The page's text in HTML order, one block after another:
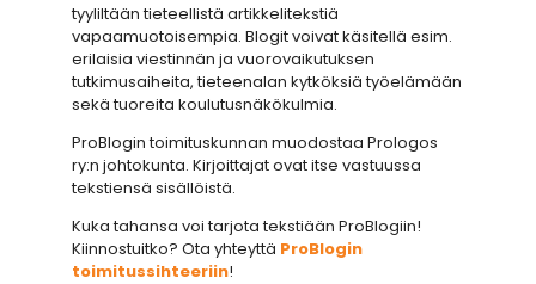
tyyliltään tieteellistä artikkelitekstiä
vapaamuotoisempia. Blogit voivat käsitellä esim.
erilaisia viestinnän ja vuorovaikutuksen
tutkimusaiheita, tieteenalan kytköksiä työelämään
sekä tuoreita koulutusnäkökulmia.
ProBlogin toimituskunnan muodostaa Prologos
ry:n johtokunta. Kirjoittajat ovat itse vastuussa
tekstiensä sisällöistä.
Kuka tahansa voi tarjota tekstiään ProBlogiin!
Kiinnostuitko? Ota yhteyttä ProBlogin
toimitussihteeriin!